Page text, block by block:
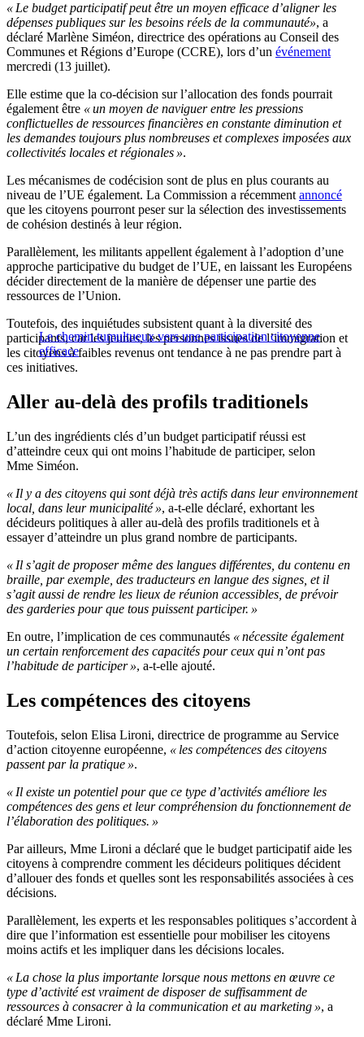
« Le budget participatif peut être un moyen efficace d’aligner les
dépenses publiques sur les besoins réels de la communauté», a
déclaré Marlène Siméon, directrice des opérations au Conseil des
Communes et Régions d’Europe (CCRE), lors d’un événement
mercredi (13 juillet).
Elle estime que la co-décision sur l’allocation des fonds pourrait
également être « un moyen de naviguer entre les pressions
conflictuelles de ressources financières en constante diminution et
les demandes toujours plus nombreuses et complexes imposées aux
collectivités locales et régionales ».
Les mécanismes de codécision sont de plus en plus courants au
niveau de l’UE également. La Commission a récemment annoncé
que les citoyens pourront peser sur la sélection des investissements
de cohésion destinés à leur région.
Parallèlement, les militants appellent également à l’adoption d’une
approche participative du budget de l’UE, en laissant les Européens
décider directement de la manière de dépenser une partie des
ressources de l’Union.
Le chemin tumultueux vers une participation citoyenne
efficace
Toutefois, des inquiétudes subsistent quant à la diversité des
participants, car les jeunes, les personnes issues de l’immigration et
les citoyens à faibles revenus ont tendance à ne pas prendre part à
ces initiatives.
Aller au-delà des profils traditionels
L’un des ingrédients clés d’un budget participatif réussi est
d’atteindre ceux qui ont moins l’habitude de participer, selon
Mme Siméon.
« Il y a des citoyens qui sont déjà très actifs dans leur environnement
local, dans leur municipalité », a-t-elle déclaré, exhortant les
décideurs politiques à aller au-delà des profils traditionels et à
essayer d’atteindre un plus grand nombre de participants.
« Il s’agit de proposer même des langues différentes, du contenu en
braille, par exemple, des traducteurs en langue des signes, et il
s’agit aussi de rendre les lieux de réunion accessibles, de prévoir
des garderies pour que tous puissent participer. »
En outre, l’implication de ces communautés « nécessite également
un certain renforcement des capacités pour ceux qui n’ont pas
l’habitude de participer », a-t-elle ajouté.
Les compétences des citoyens
Toutefois, selon Elisa Lironi, directrice de programme au Service
d’action citoyenne européenne, « les compétences des citoyens
passent par la pratique ».
« Il existe un potentiel pour que ce type d’activités améliore les
compétences des gens et leur compréhension du fonctionnement de
l’élaboration des politiques. »
Par ailleurs, Mme Lironi a déclaré que le budget participatif aide les
citoyens à comprendre comment les décideurs politiques décident
d’allouer des fonds et quelles sont les responsabilités associées à ces
décisions.
Parallèlement, les experts et les responsables politiques s’accordent à
dire que l’information est essentielle pour mobiliser les citoyens
moins actifs et les impliquer dans les décisions locales.
« La chose la plus importante lorsque nous mettons en œuvre ce
type d’activité est vraiment de disposer de suffisamment de
ressources à consacrer à la communication et au marketing », a
déclaré Mme Lironi.